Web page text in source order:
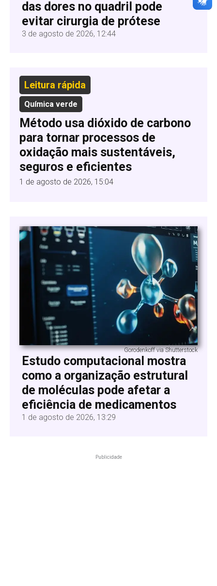
das dores no quadril pode
evitar cirurgia de prótese
3 de agosto de 2026, 12:44
Leitura rápida
Química verde
Método usa dióxido de carbono
para tornar processos de
oxidação mais sustentáveis,
seguros e eficientes
1 de agosto de 2026, 15:04
Gorodenkoff via Shutterstock
Estudo computacional mostra
como a organização estrutural
de moléculas pode afetar a
eficiência de medicamentos
1 de agosto de 2026, 13:29
Publicidade